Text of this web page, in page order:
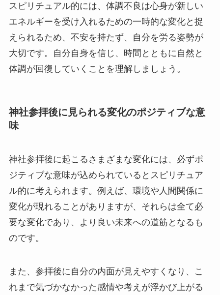
スピリチュアル的には、体調不良は心身が新しい
エネルギーを受け入れるための一時的な変化と捉
えられるため、不安を持たず、自分を労る姿勢が
大切です。自分自身を信じ、時間とともに自然と
体調が回復していくことを理解しましょう。
神社参拝後に見られる変化のポジティブな意
味
神社参拝後に起こるさまざまな変化には、必ずポ
ジティブな意味が込められているとスピリチュア
ル的に考えられます。例えば、環境や人間関係に
変化が現れることがありますが、それらは全て必
要な変化であり、より良い未来への道筋となるも
のです。
また、参拝後に自分の内面が見えやすくなり、こ
れまで気づかなかった感情や考えが浮かび上がる